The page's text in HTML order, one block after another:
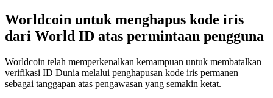
Worldcoin untuk menghapus kode iris
dari World ID atas permintaan pengguna
Worldcoin telah memperkenalkan kemampuan untuk membatalkan
verifikasi ID Dunia melalui penghapusan kode iris permanen
sebagai tanggapan atas pengawasan yang semakin ketat.